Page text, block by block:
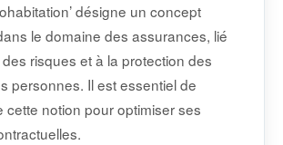
désigne un concept
le domaine des assurances, lié
risques et à la protection des
personnes. Il est essentiel de
cette notion pour optimiser ses